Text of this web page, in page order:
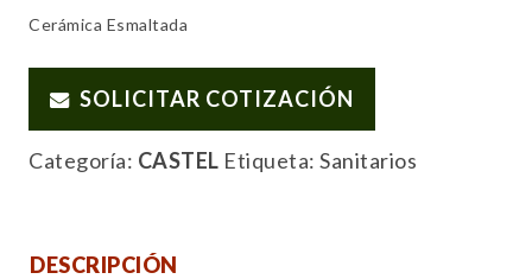
Cerámica Esmaltada
SOLICITAR COTIZACIÓN
Categoría: CASTEL Etiqueta: Sanitarios
DESCRIPCIÓN